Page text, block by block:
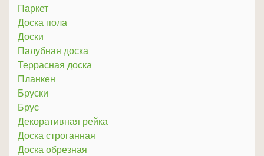
Паркет
Доска пола
Доски
Палубная доска
Террасная доска
Планкен
Бруски
Брус
Декоративная рейка
Доска строганная
Доска обрезная